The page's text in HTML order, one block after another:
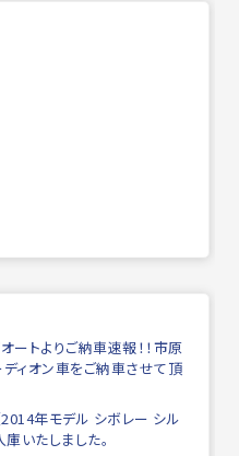
ートよりご納車速報！！市原
ィオン車をご納車させて頂
年モデル シボレー シル
いたしました。